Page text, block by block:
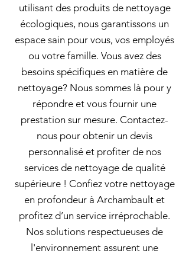
utilisant des produits de nettoyage
écologiques, nous garantissons un
espace sain pour vous, vos employés
ou votre famille. Vous avez des
besoins spécifiques en matière de
nettoyage? Nous sommes là pour y
répondre et vous fournir une
prestation sur mesure. Contactez-
nous pour obtenir un devis
personnalisé et profiter de nos
services de nettoyage de qualité
supérieure ! Confiez votre nettoyage
en profondeur à Archambault et
profitez d’un service irréprochable.
Nos solutions respectueuses de
l'environnement assurent une